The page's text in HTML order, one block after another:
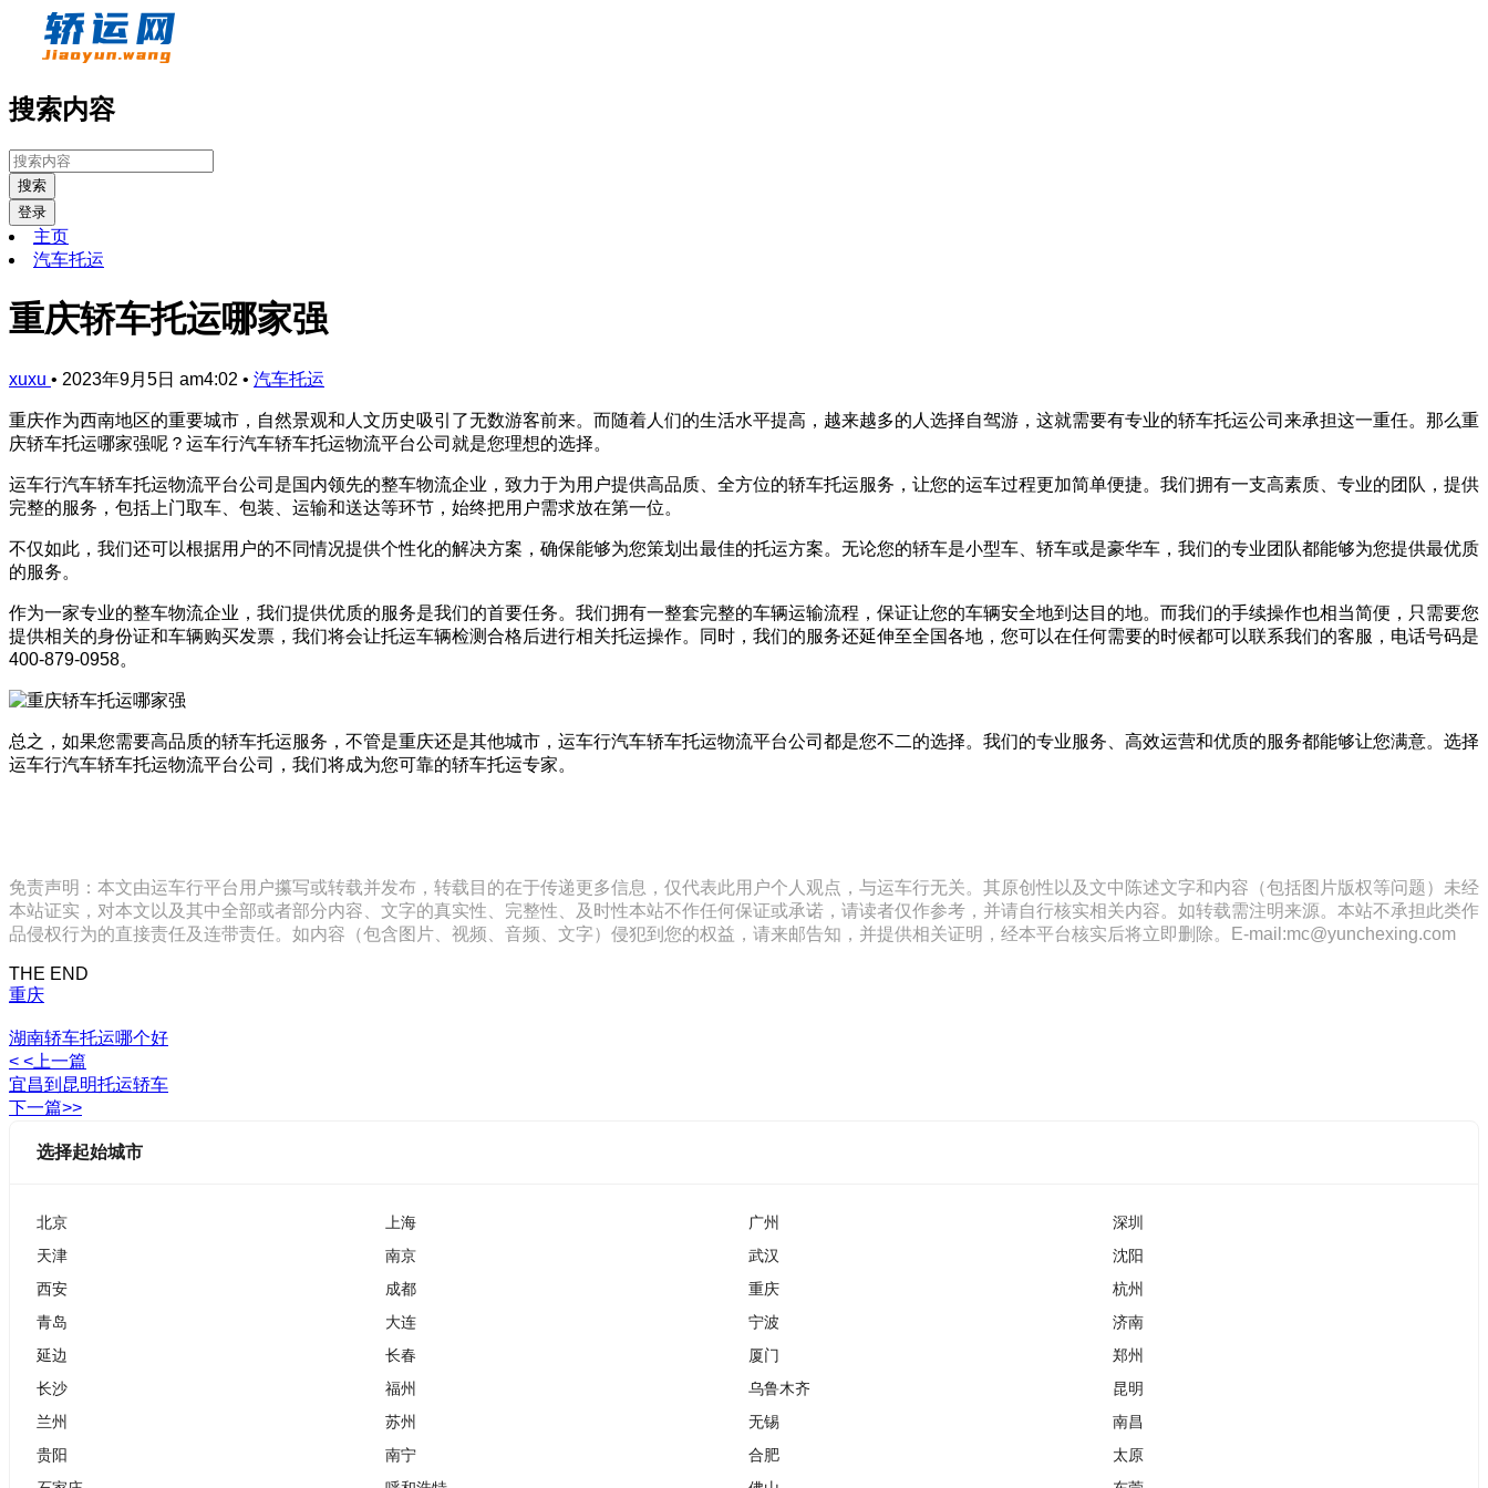
搜索内容
搜索
登录
主页
汽车托运
重庆轿车托运哪家强
xuxu • 2023年9月5日 am4:02 • 汽车托运
重庆作为西南地区的重要城市，自然景观和人文历史吸引了无数游客前来。而随着人们的生活水平提高，越来越多的人选择自驾游，这就需要有专业的轿车托运公司来承担这一重任。那么重
庆轿车托运哪家强呢？运车行汽车轿车托运物流平台公司就是您理想的选择。
运车行汽车轿车托运物流平台公司是国内领先的整车物流企业，致力于为用户提供高品质、全方位的轿车托运服务，让您的运车过程更加简单便捷。我们拥有一支高素质、专业的团队，提供
完整的服务，包括上门取车、包装、运输和送达等环节，始终把用户需求放在第一位。
不仅如此，我们还可以根据用户的不同情况提供个性化的解决方案，确保能够为您策划出最佳的托运方案。无论您的轿车是小型车、轿车或是豪华车，我们的专业团队都能够为您提供最优质
的服务。
作为一家专业的整车物流企业，我们提供优质的服务是我们的首要任务。我们拥有一整套完整的车辆运输流程，保证让您的车辆安全地到达目的地。而我们的手续操作也相当简便，只需要您
提供相关的身份证和车辆购买发票，我们将会让托运车辆检测合格后进行相关托运操作。同时，我们的服务还延伸至全国各地，您可以在任何需要的时候都可以联系我们的客服，电话号码是
400-879-0958。
总之，如果您需要高品质的轿车托运服务，不管是重庆还是其他城市，运车行汽车轿车托运物流平台公司都是您不二的选择。我们的专业服务、高效运营和优质的服务都能够让您满意。选择
运车行汽车轿车托运物流平台公司，我们将成为您可靠的轿车托运专家。
免责声明：本文由运车行平台用户攥写或转载并发布，转载目的在于传递更多信息，仅代表此用户个人观点，与运车行无关。其原创性以及文中陈述文字和内容（包括图片版权等问题）未经
本站证实，对本文以及其中全部或者部分内容、文字的真实性、完整性、及时性本站不作任何保证或承诺，请读者仅作参考，并请自行核实相关内容。如转载需注明来源。本站不承担此类作
品侵权行为的直接责任及连带责任。如内容（包含图片、视频、音频、文字）侵犯到您的权益，请来邮告知，并提供相关证明，经本平台核实后将立即删除。E-mail:mc@yunchexing.com
THE END
重庆
湖南轿车托运哪个好
< <上一篇
宜昌到昆明托运轿车
下一篇>>
选择起始城市
北京 上海 广州
深圳
天津
南京 武汉
沈阳
西安
成都 重庆
杭州
青岛
大连 宁波
济南
延边
长春 厦门
郑州
长沙
福州 乌鲁木齐
昆明
兰州
苏州 无锡
南昌
贵阳
南宁 合肥
太原